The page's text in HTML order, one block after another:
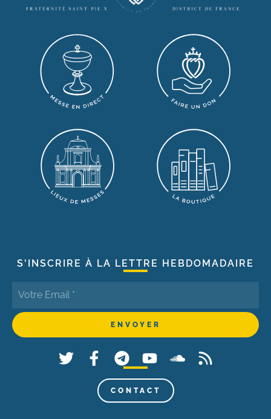
S'INSCRIRE À LA LETTRE HEBDOMADAIRE
CONTACT